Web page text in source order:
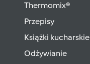
Thermomix®
Przepisy
Książki kucharskie
Odżywianie